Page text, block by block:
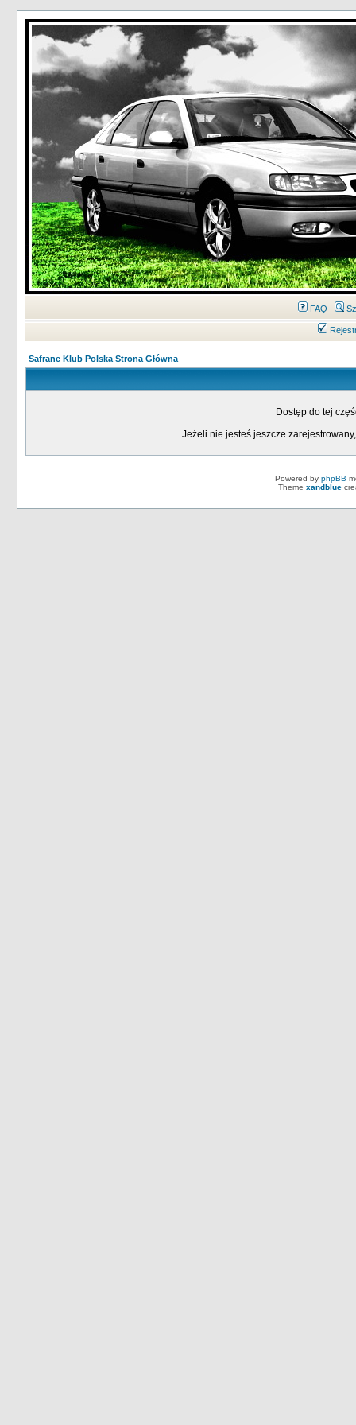
FAQ
Safrane Klub Polska Strona Główna
Dostęp do tej
Jeżeli nie jesteś jeszcze
Powered by phpBB
Theme xandblue